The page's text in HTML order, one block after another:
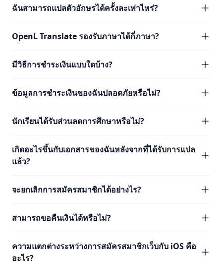
ฉันสามารถแปลตัวอักษรได้ครั้งละเท่าไหร่?
OpenL Translate รองรับภาษาได้กี่ภาษา?
มีวิธีการชำระเงินแบบใดบ้าง?
ข้อมูลการชำระเงินของฉันปลอดภัยหรือไม่?
นักเรียนได้รับส่วนลดการศึกษาหรือไม่?
เกิดอะไรขึ้นกับเอกสารของฉันหลังจากที่ได้รับการแปล
แล้ว?
จะยกเลิกการสมัครสมาชิกได้อย่างไร?
สามารถขอคืนเงินได้หรือไม่?
ความแตกต่างระหว่างการสมัครสมาชิกเว็บกับ iOS คือ
อะไร?